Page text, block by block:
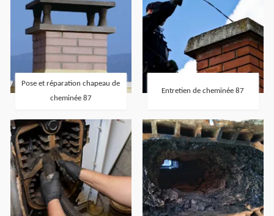
Pose et réparation chapeau de
cheminée 87
Entretien de cheminée 87